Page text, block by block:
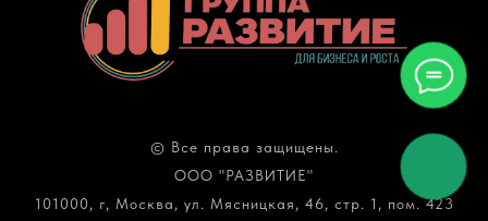
© Все права защищены.
ООО "РАЗВИТИЕ"
101000, г, Москва, ул. Мясницкая, 46, стр. 1, пом. 423